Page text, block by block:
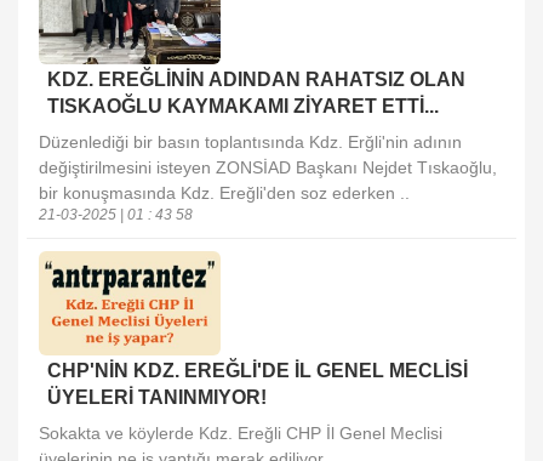
KDZ. EREĞLİNİN ADINDAN RAHATSIZ OLAN
TISKAOĞLU KAYMAKAMI ZİYARET ETTİ...
Düzenlediği bir basın toplantısında Kdz. Erğli'nin adının
değiştirilmesini isteyen ZONSİAD Başkanı Nejdet Tıskaoğlu,
bir konuşmasında Kdz. Ereğli'den soz ederken ..
21-03-2025 | 01 : 43 58
CHP'NİN KDZ. EREĞLİ'DE İL GENEL MECLİSİ
ÜYELERİ TANINMIYOR!
Sokakta ve köylerde Kdz. Ereğli CHP İl Genel Meclisi